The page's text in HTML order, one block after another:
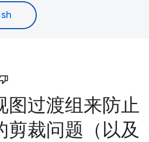
图过渡组来防止
剪裁问题（以及